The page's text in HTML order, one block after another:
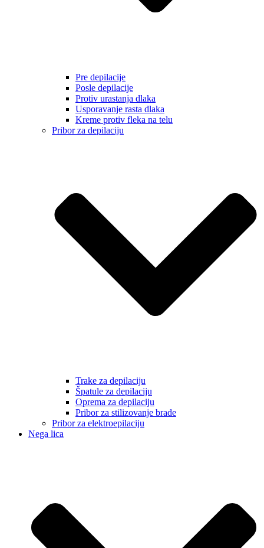
Pre depilacije
Posle depilacije
Protiv urastanja dlaka
Usporavanje rasta dlaka
Kreme protiv fleka na telu
Pribor za depilaciju
Trake za depilaciju
Špatule za depilaciju
Oprema za depilaciju
Pribor za stilizovanje brade
Pribor za elektroepilaciju
Nega lica